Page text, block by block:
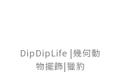
DipDipLife |幾何動
物擺飾|獵豹